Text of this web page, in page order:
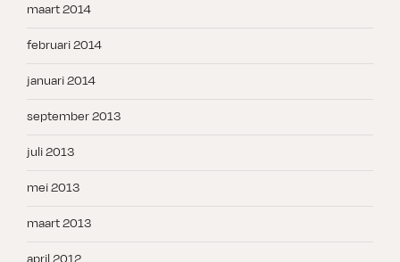
maart 2014
februari 2014
januari 2014
september 2013
juli 2013
mei 2013
maart 2013